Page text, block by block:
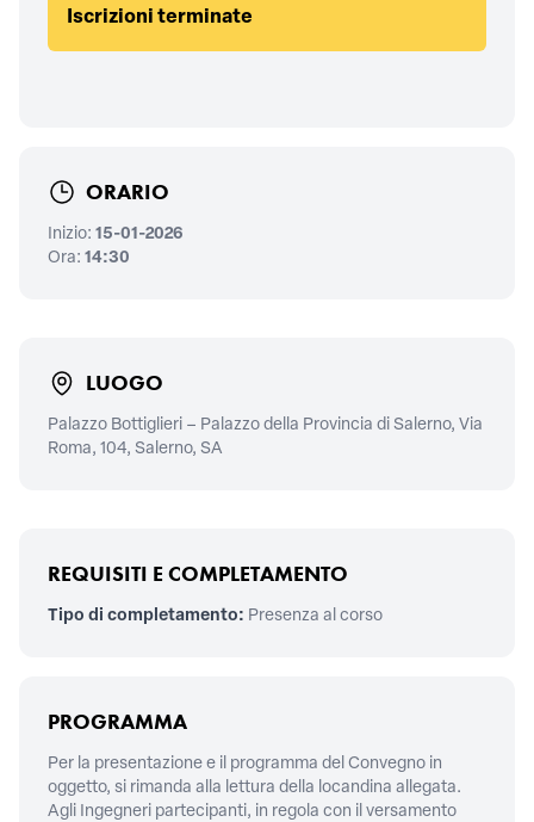
Iscrizioni terminate
ORARIO
Inizio: 15-01-2026
Ora: 14:30
LUOGO
Palazzo Bottiglieri – Palazzo della Provincia di Salerno, Via
Roma, 104, Salerno, SA
REQUISITI E COMPLETAMENTO
Tipo di completamento: Presenza al corso
PROGRAMMA
Per la presentazione e il programma del Convegno in
oggetto, si rimanda alla lettura della locandina allegata.
Agli Ingegneri partecipanti, in regola con il versamento